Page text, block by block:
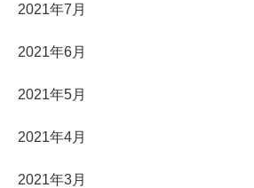
2021年7月
2021年6月
2021年5月
2021年4月
2021年3月